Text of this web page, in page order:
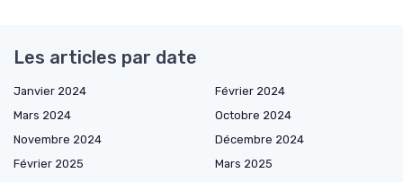
Les articles par date
Janvier 2024
Février 2024
Mars 2024
Octobre 2024
Novembre 2024
Décembre 2024
Février 2025
Mars 2025